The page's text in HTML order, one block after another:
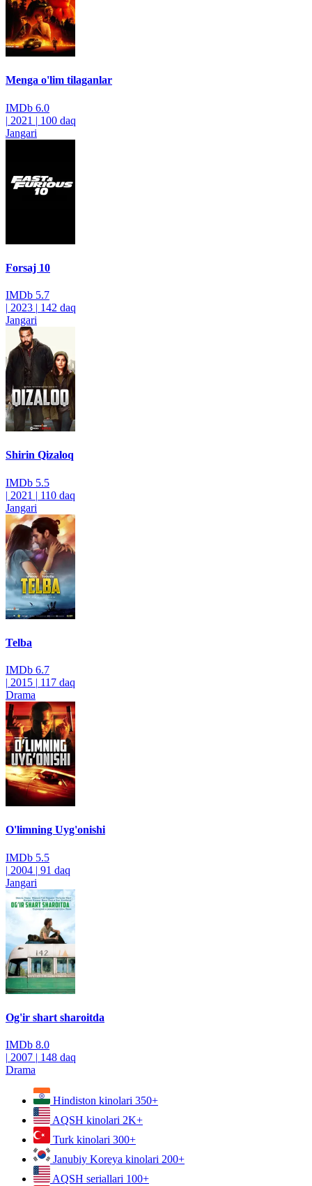
Menga o'lim tilaganlar
IMDb 6.0
| 2021 | 100 daq
Jangari
Forsaj 10
IMDb 5.7
| 2023 | 142 daq
Jangari
Shirin Qizaloq
IMDb 5.5
| 2021 | 110 daq
Jangari
Telba
IMDb 6.7
| 2015 | 117 daq
Drama
O'limning Uyg'onishi
IMDb 5.5
| 2004 | 91 daq
Jangari
Og'ir shart sharoitda
IMDb 8.0
| 2007 | 148 daq
Drama
Hindiston kinolari 350+
AQSH kinolari 2K+
Turk kinolari 300+
Janubiy Koreya kinolari 200+
AQSH seriallari 100+